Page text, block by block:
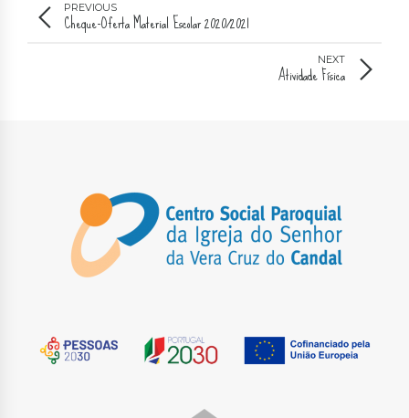
PREVIOUS
Cheque-Oferta Material Escolar 2020/2021
NEXT
Atividade Física